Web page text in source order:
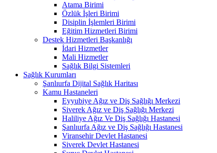
Atama Birimi
Özlük İşleri Birimi
Disiplin İşlemleri Birimi
Eğitim Hizmetleri Birimi
Destek Hizmetleri Başkanlığı
İdari Hizmetler
Mali Hizmetler
Sağlık Bilgi Sistemleri
Sağlık Kurumları
Şanlıurfa Dijital Sağlık Haritası
Kamu Hastaneleri
Eyyubiye Ağız ve Diş Sağlığı Merkezi
Siverek Ağız ve Diş Sağlığı Merkezi
Haliliye Ağız Ve Diş Sağlığı Hastanesi
Şanlıurfa Ağız ve Diş Sağlığı Hastanesi
Viransehir Devlet Hastanesi
Siverek Devlet Hastanesi